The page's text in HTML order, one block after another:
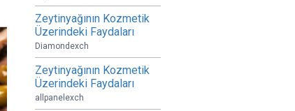
Zeytinyağının Kozmetik
Üzerindeki Faydaları
Diamondexch
Zeytinyağının Kozmetik
Üzerindeki Faydaları
allpanelexch